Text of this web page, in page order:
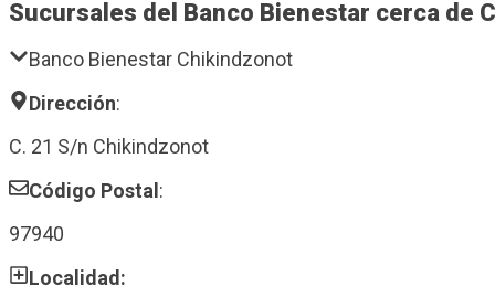
Sucursales del Banco Bienestar cerca de
Banco Bienestar Chikindzonot
Dirección:
C. 21 S/n Chikindzonot
Código Postal:
97940
Localidad: